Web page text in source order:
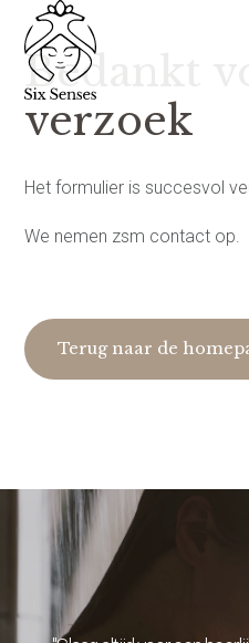
Bedankt
verzoek
Het formulier is succesvol
We nemen zsm contact op.
Terug naar de